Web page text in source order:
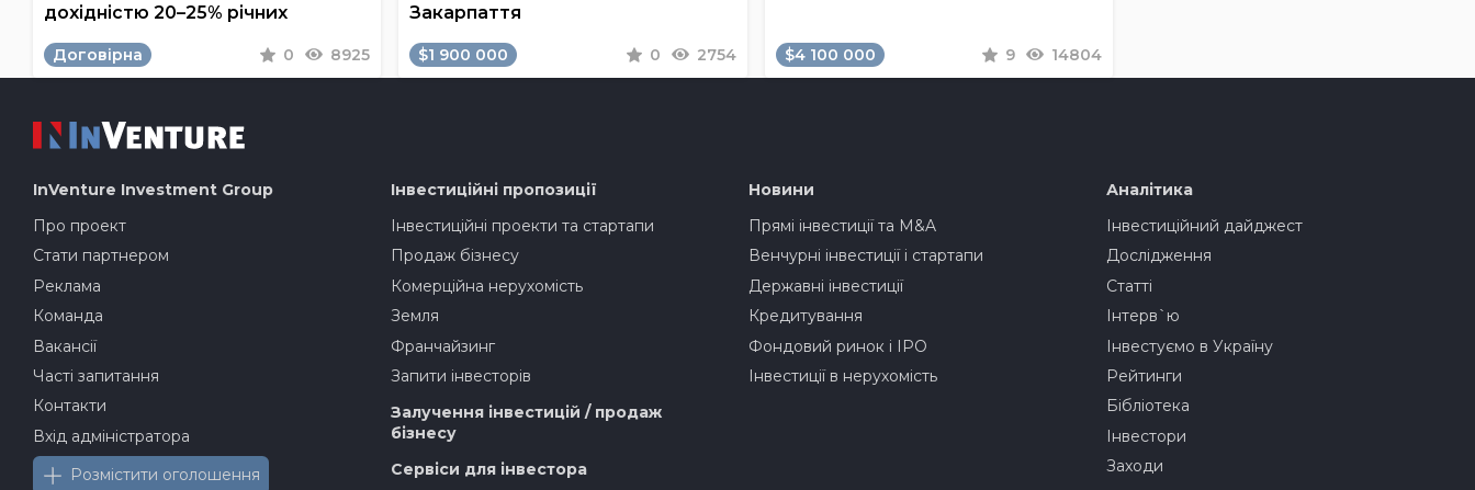
дохідністю 20–25% річних
Договірна 0 8925
Закарпаття
$1 900 000 0 2754 $4 100 000 9 14804
InVenture Investment Group
Про проект
Стати партнером
Реклама
Команда
Вакансії
Часті запитання
Контакти
Вхід адміністратора
Розмістити оголошення
Інвестиційні пропозиції
Інвестиційні проекти та стартапи
Продаж бізнесу
Комерційна нерухомість
Земля
Франчайзинг
Запити інвесторів
Залучення інвестицій / продаж
бізнесу
Сервіси для інвестора
Новини
Прямі інвестиції та M&A
Венчурні інвестиції і стартапи
Державні інвестиції
Кредитування
Фондовий ринок і IPO
Інвестиції в нерухомість
Аналітика
Інвестиційний дайджест
Дослідження
Статті
Інтерв`ю
Інвестуємо в Україну
Рейтинги
Бібліотека
Інвестори
Заходи